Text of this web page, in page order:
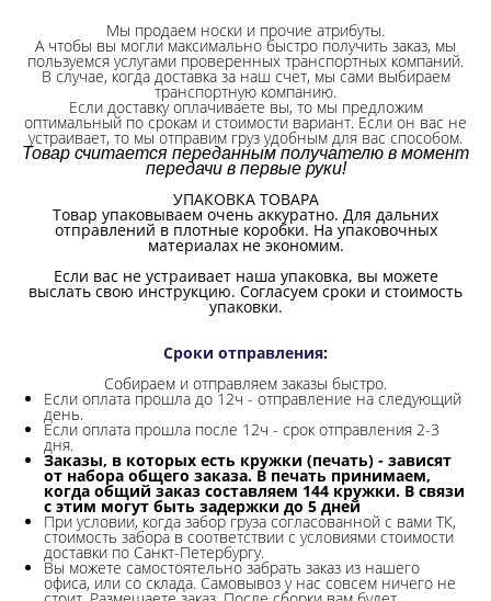
Мы продаем носки и прочие атрибуты.
А чтобы вы могли максимально быстро получить заказ, мы
пользуемся услугами проверенных транспортных компаний.
В случае, когда доставка за наш счет, мы сами выбираем
транспортную компанию.
Если доставку оплачиваете вы, то мы предложим
оптимальный по срокам и стоимости вариант. Если он вас не
устраивает, то мы отправим груз удобным для вас способом.
Товар считается переданным получателю в момент
передачи в первые руки!
УПАКОВКА ТОВАРА
Товар упаковываем очень аккуратно. Для дальних
отправлений в плотные коробки. На упаковочных
материалах не экономим.
Если вас не устраивает наша упаковка, вы можете
выслать свою инструкцию. Согласуем сроки и стоимость
упаковки.
Сроки отправления:
Собираем и отправляем заказы быстро.
Если оплата прошла до 12ч - отправление на следующий
день.
Если оплата прошла после 12ч - срок отправления 2-3
дня.
Заказы, в которых есть кружки (печать) - зависят
от набора общего заказа. В печать принимаем,
когда общий заказ составляем 144 кружки. В связи
с этим могут быть задержки до 5 дней
При условии, когда забор груза согласованной с вами ТК,
стоимость забора в соответствии с условиями стоимости
доставки по Санкт-Петербургу.
Вы можете самостоятельно забрать заказ из нашего
офиса, или со склада. Самовывоз у нас совсем ничего не